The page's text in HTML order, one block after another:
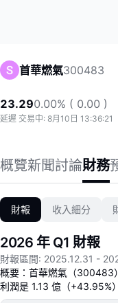
首華燃氣300483
23.290.00% ( 0.00 )
延遲 交易中: 8月10日 13:36:21
概覽新聞討論財務
財報 收入細分
2026 年 Q1 財報
財報區間: 2025.12.31 -
概要：首華燃氣（300483
利潤是 1.13 億（+43.95%